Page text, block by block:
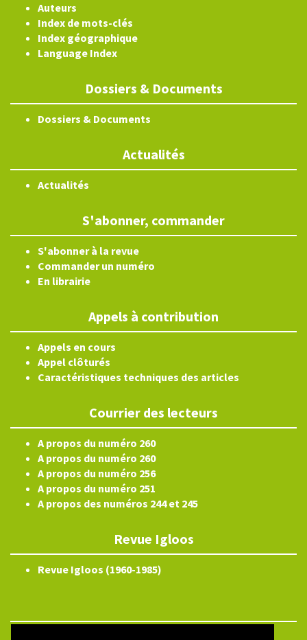
Auteurs
Index de mots-clés
Index géographique
Language Index
Dossiers & Documents
Dossiers & Documents
Actualités
Actualités
S'abonner, commander
S'abonner à la revue
Commander un numéro
En librairie
Appels à contribution
Appels en cours
Appel clôturés
Caractéristiques techniques des articles
Courrier des lecteurs
A propos du numéro 260
A propos du numéro 260
A propos du numéro 256
A propos du numéro 251
A propos des numéros 244 et 245
Revue Igloos
Revue Igloos (1960-1985)